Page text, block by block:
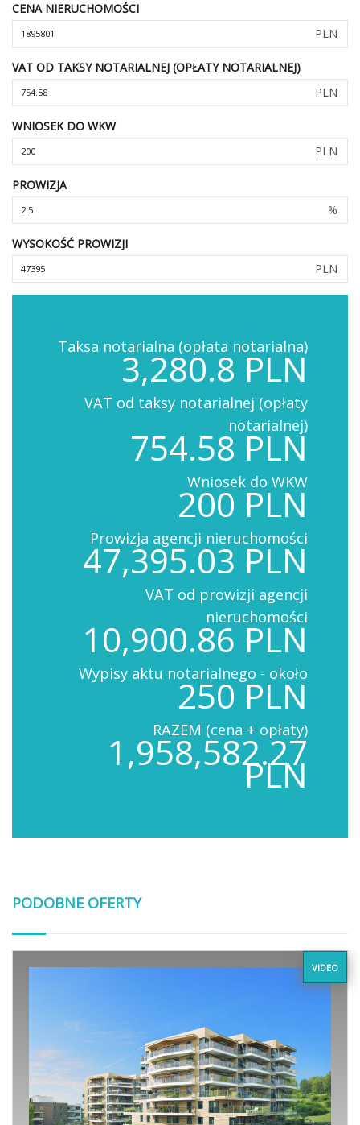
CENA NIERUCHOMOŚCI
PLN
VAT OD TAKSY NOTARIALNEJ (OPŁATY NOTARIALNEJ)
PLN
WNIOSEK DO WKW
PLN
PROWIZJA
%
WYSOKOŚĆ PROWIZJI
PLN
Taksa notarialna (opłata notarialna)
3,280.8 PLN
VAT od taksy notarialnej (opłaty
notarialnej)
754.58 PLN
Wniosek do WKW
200 PLN
Prowizja agencji nieruchomości
47,395.03 PLN
VAT od prowizji agencji
nieruchomości
10,900.86 PLN
Wypisy aktu notarialnego - około
250 PLN
RAZEM (cena + opłaty)
1,958,582.27
PLN
PODOBNE OFERTY
VIDEO